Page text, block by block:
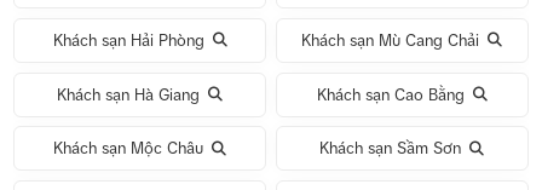
Khách sạn Hải Phòng Khách sạn Mù Cang Chải
Khách sạn Hà Giang Khách sạn Cao Bằng
Khách sạn Mộc Châu Khách sạn Sầm Sơn